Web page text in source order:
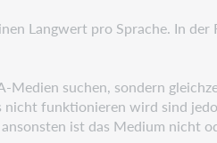
Langwert pro Sprache. In
suchen, sondern
nicht funktionieren wird sind
ist das Medium nicht